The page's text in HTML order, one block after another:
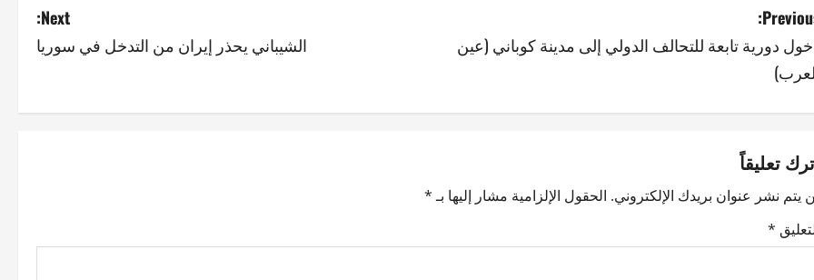
دورية تابعة للتحالف الدولي إلى مدينة كوباني (عين
Next:
الشيباني يحذر إيران من التدخل في سوريا
تعليقاً
يتم نشر عنوان بريدك الإلكتروني. الحقول الإلزامية مشار إليها بـ*
*